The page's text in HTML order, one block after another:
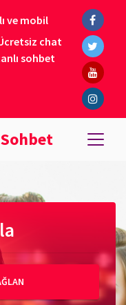
ve mobil
chat
sohbet